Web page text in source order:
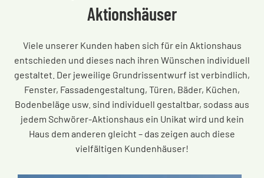
Aktionshäuser
Viele unserer Kunden haben sich für ein Aktionshaus
entschieden und dieses nach ihren Wünschen individuell
gestaltet. Der jeweilige Grundrissentwurf ist verbindlich,
Fenster, Fassadengestaltung, Türen, Bäder, Küchen,
Bodenbeläge usw. sind individuell gestaltbar, sodass aus
jedem Schwörer-Aktionshaus ein Unikat wird und kein
Haus dem anderen gleicht – das zeigen auch diese
vielfältigen Kundenhäuser!